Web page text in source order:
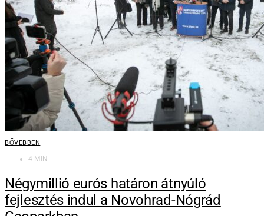
BŐVEBBEN
4 MIN
Négymillió eurós határon átnyúló
fejlesztés indul a Novohrad-Nógrád